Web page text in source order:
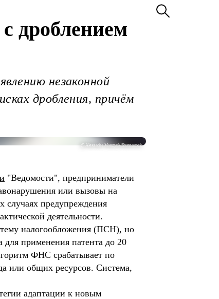
дроблением
незаконной
дробления, причём
@ Alexander Manzyuk/Shutterstock
"Ведомости", предприниматели
или вызовы на
случаях предупреждения
деятельности.
налогообложения (ПСН), но
применения патента до 20
ФНС срабатывает по
или общих ресурсов. Система,
адаптации к новым